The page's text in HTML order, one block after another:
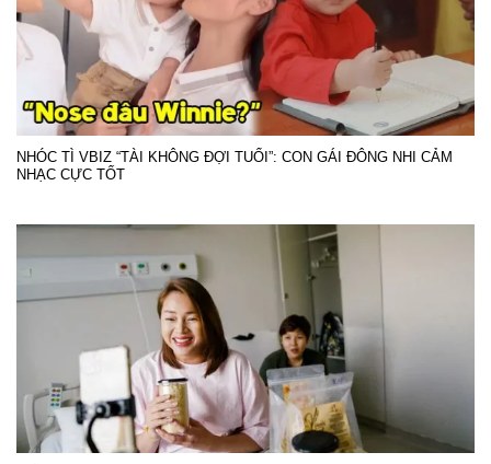
NHÓC TÌ VBIZ “TÀI KHÔNG ĐỢI TUỔI”: CON GÁI ĐÔNG NHI CẢM
NHẠC CỰC TỐT